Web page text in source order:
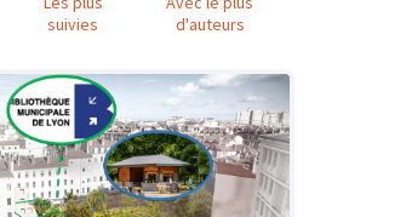
suivies
d'auteurs